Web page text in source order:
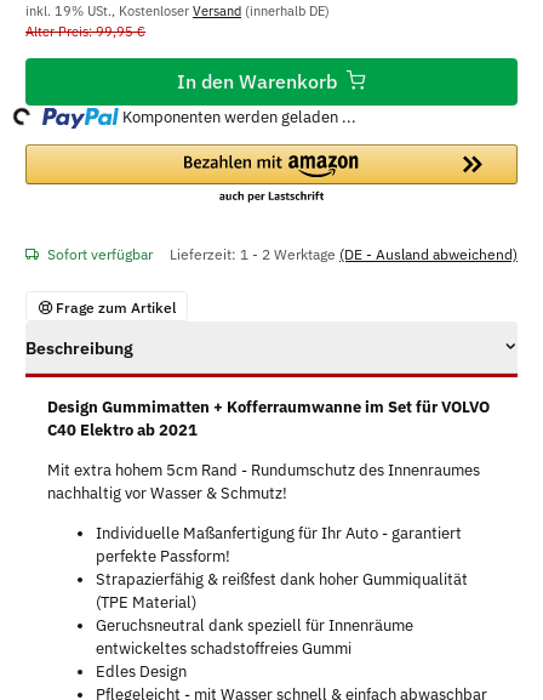
inkl. 19% USt., Kostenloser Versand (innerhalb DE)
Alter Preis: 99,95 €
In den Warenkorb
Komponenten werden geladen ...
Sofort verfügbar Lieferzeit: 1 - 2 Werktage (DE - Ausland abweichend)
Frage zum Artikel
Beschreibung
Design Gummimatten + Kofferraumwanne im Set für VOLVO
C40 Elektro ab 2021
Mit extra hohem 5cm Rand - Rundumschutz des Innenraumes
nachhaltig vor Wasser & Schmutz!
Individuelle Maßanfertigung für Ihr Auto - garantiert
perfekte Passform!
Strapazierfähig & reißfest dank hoher Gummiqualität
(TPE Material)
Geruchsneutral dank speziell für Innenräume
entwickeltes schadstoffreies Gummi
Edles Design
Pflegeleicht - mit Wasser schnell & einfach abwaschbar